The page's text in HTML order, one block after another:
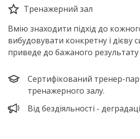
Тренажерний зал
Вмію знаходити підхід до
вибудовувати конкретну і дієву
приведе до бажаного результату
Сертифікований тренер-
тренажерного залу.
Від бездіяльності -